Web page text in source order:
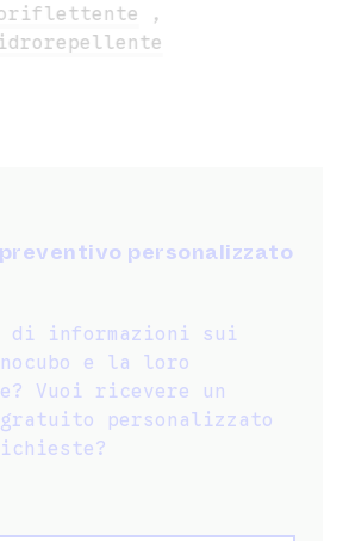
,
personalizzato
di informazioni sui
e la loro
Vuoi ricevere un
personalizzato